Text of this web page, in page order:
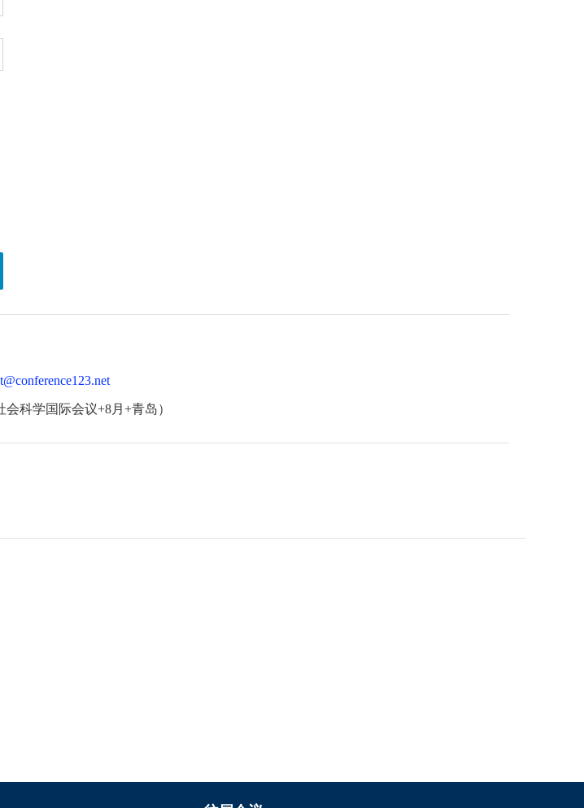
科学国际会议+8月+青岛）